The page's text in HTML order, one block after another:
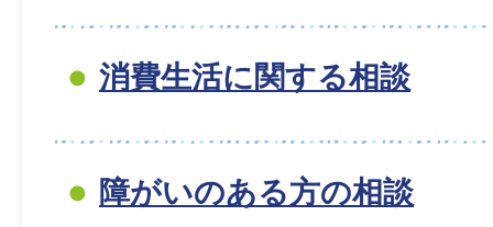
消費生活に関する相談
障がいのある方の相談